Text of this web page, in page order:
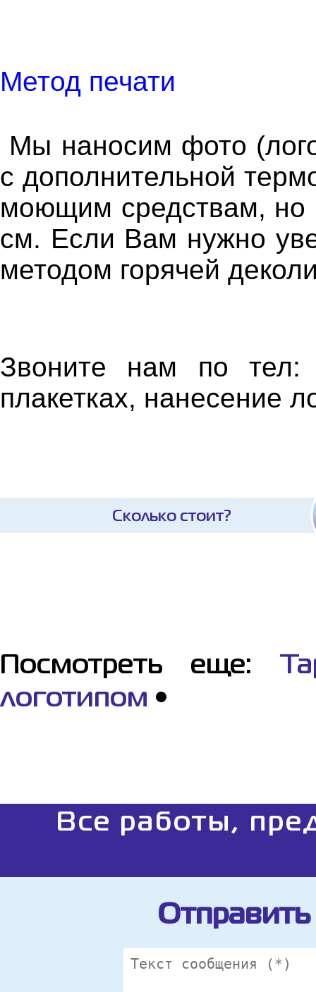
Метод печати
Мы наносим фото
с дополнительной
моющим средствам, но
см. Если Вам нужно
методом горячей
Звоните нам по тел:
плакетках, нанесение
Сколько стоит?
Посмотреть еще:
логотипом •
Все работы,
Отправить